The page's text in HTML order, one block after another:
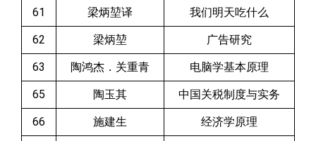
61 梁炳堃译 我们明天吃什么
62 梁炳堃 广告研究
63 陶鸿杰．关重青 电脑学基本原理
65 陶玉其 中国关税制度与实务
66 施建生 经济学原理